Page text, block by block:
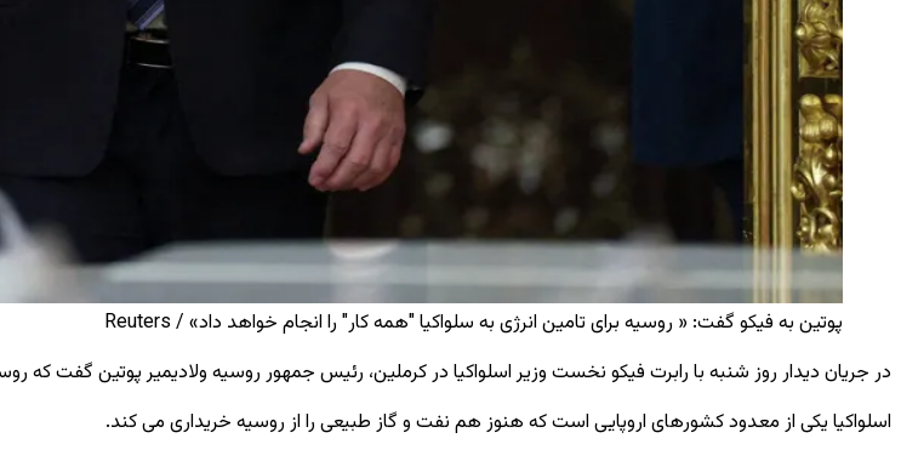
پوتین به فیکو گفت: « روسیه برای تامین انرژی به سلواکیا "همه کار" را انجام خواهد داد» / Reuters
در جریان دیدار روز شنبه با رابرت فیکو نخست وزیر اسلواکیا در کرملین، رئیس جمهور روسیه ولادیمیر پوتین گفت که
اسلواکیا یکی از معدود کشورهای اروپایی است که هنوز هم نفت و گاز طبیعی را از روسیه خریداری می کند.